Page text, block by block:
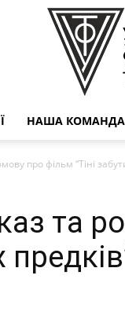
НАША КОМАНДА
про фільм “Тіні
та